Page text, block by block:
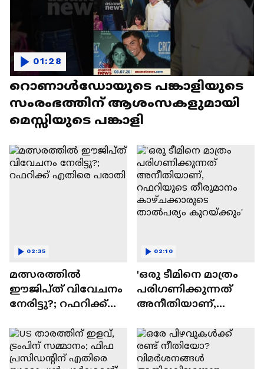
റൊണാൾഡോയുടെ പങ്കാളിയുടെ
സംരംഭത്തിന് ആശംസകളുമായി
മെസ്സിയുടെ പങ്കാളി
01:28
മത്സരത്തിൽ
ഈജിപ്ത് വിവേചനം
നേരിട്ടു?; റഫറിക്ക്
02:35
'ഒരു ടീമിനെ മാത്രം
പരിഗണിക്കുന്നത്
അനീതിയാണ്,
തീരുമാനം
കാഴ്ചക്കാരുടെ
താൽപര്യം
02:10